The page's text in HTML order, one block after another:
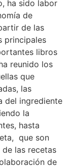
ha sido labor
de
de las
principales
libros
reunido los
que
las
del ingrediente
la
hasta
que son
de las recetas
de